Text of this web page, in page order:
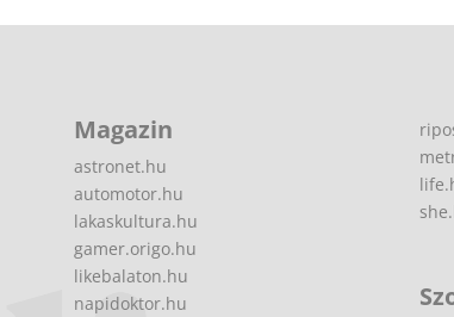
Magazin
astronet.hu
automotor.hu
lakaskultura.hu
gamer.origo.hu
likebalaton.hu
napidoktor.hu